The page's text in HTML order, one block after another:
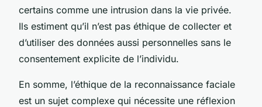
certains comme une intrusion dans la vie privée.
Ils estiment qu’il n’est pas éthique de collecter et
d’utiliser des données aussi personnelles sans le
consentement explicite de l’individu.
En somme, l’éthique de la reconnaissance faciale
est un sujet complexe qui nécessite une réflexion